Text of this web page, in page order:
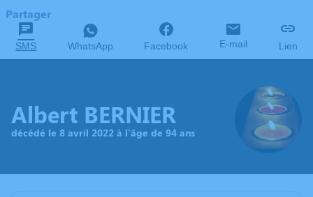
Partager
SMS WhatsApp Facebook E-mail Lien
Albert BERNIER
décédé le 8 avril 2022 à l'âge de 94 ans